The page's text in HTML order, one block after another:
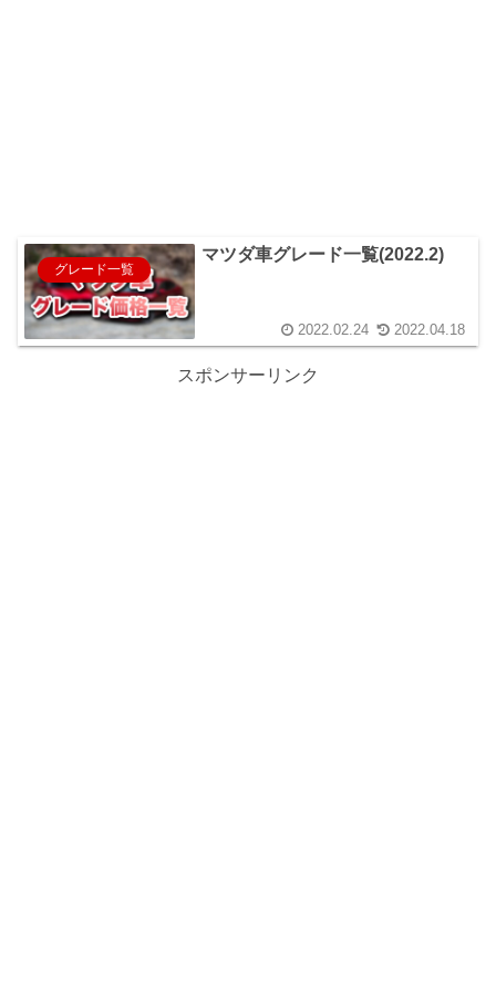
グレード一覧
マツダ車グレード一覧(2022.2)
2022.02.24 2022.04.18
スポンサーリンク